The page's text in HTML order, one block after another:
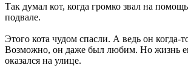
Так думал кот, когда громко звал на
подвале.
Этого кота чудом спасли. А ведь он
Возможно, он даже был любим. Но жизнь
оказался на улице.